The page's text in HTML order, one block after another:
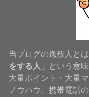
当ブログの逸般人とは
をする人」
という意
大量ポイント・大量
ノウハウ、携帯電話